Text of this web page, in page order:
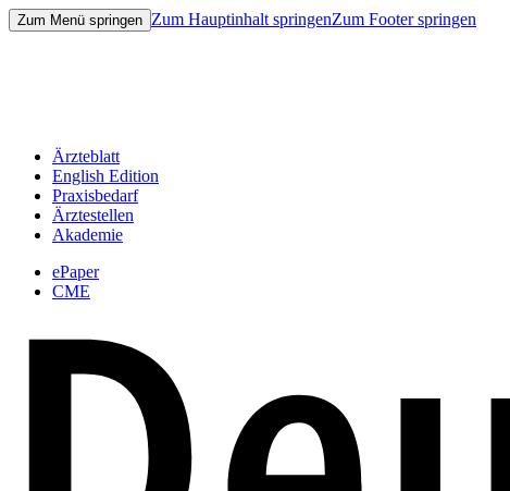
Zum Menü springen Zum Hauptinhalt springenZum Footer springen
Ärzteblatt
English Edition
Praxisbedarf
Ärztestellen
Akademie
ePaper
CME